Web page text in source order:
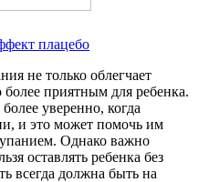
плацебо
не только облегчает
более приятным для ребенка.
уверенно, когда
и это может помочь им
Однако важно
оставлять ребенка без
всегда должна быть на